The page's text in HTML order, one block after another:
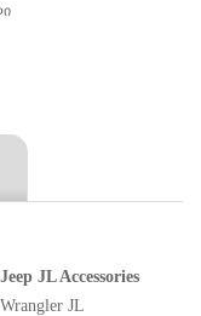
JL Accessories
JL